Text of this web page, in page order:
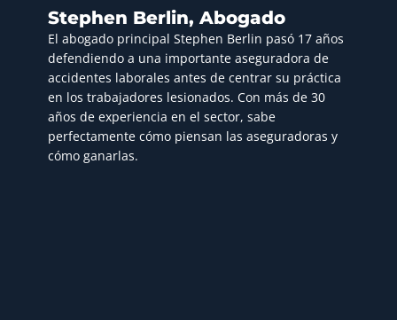
Stephen Berlin, Abogado
El abogado principal Stephen Berlin pasó 17 años
defendiendo a una importante aseguradora de
accidentes laborales antes de centrar su práctica
en los trabajadores lesionados. Con más de 30
años de experiencia en el sector, sabe
perfectamente cómo piensan las aseguradoras y
cómo ganarlas.